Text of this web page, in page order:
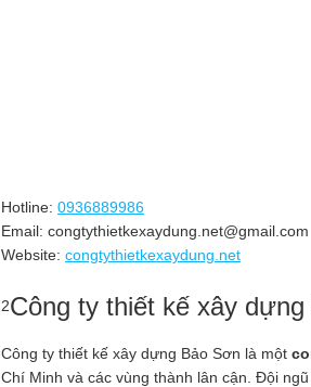
Hotline: 0936889986
Email: congtythietkexaydung.net@gmail.com
Website: congtythietkexaydung.net
2Công ty thiết kế xây
Công ty thiết kế xây dựng Bảo Sơn là một
Chí Minh và các vùng thành lân cận. Đội